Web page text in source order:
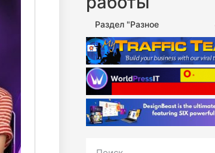
Раздел "Разное